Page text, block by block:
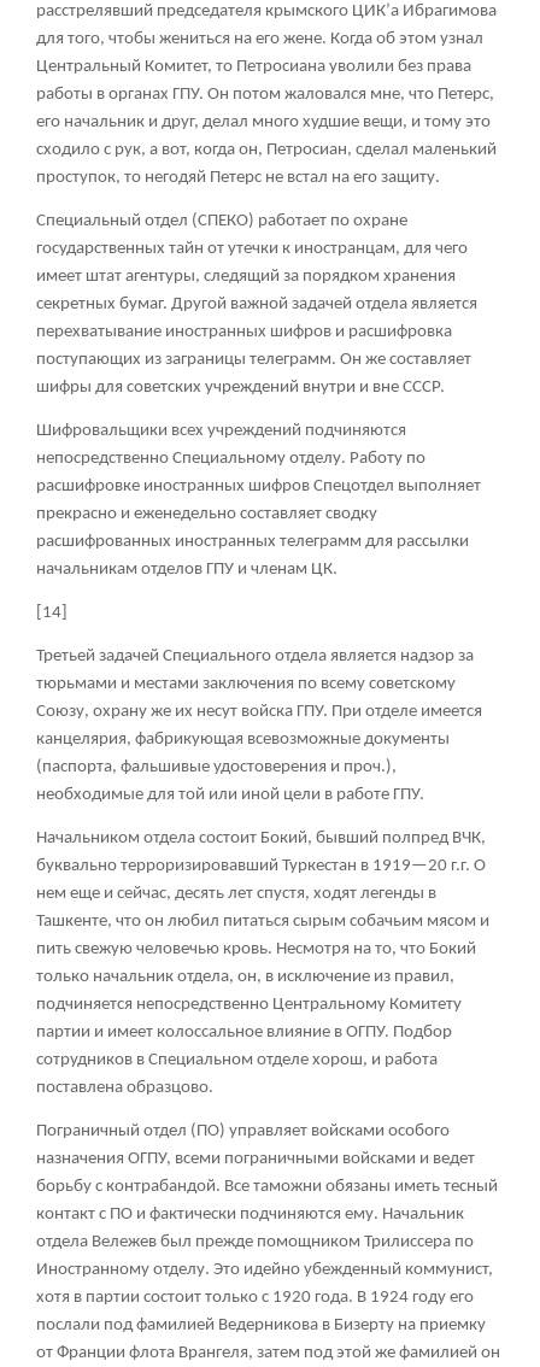
расстрелявший председателя крымского ЦИК’а Ибрагимова
для того, чтобы жениться на его жене. Когда об этом узнал
Центральный Комитет, то Петросиана уволили без права
работы в органах ГПУ. Он потом жаловался мне, что Петерс,
его начальник и друг, делал много худшие вещи, и тому это
сходило с рук, а вот, когда он, Петросиан, сделал маленький
проступок, то негодяй Петерс не встал на его защиту.
Специальный отдел (СПЕКО) работает по охране
государственных тайн от утечки к иностранцам, для чего
имеет штат агентуры, следящий за порядком хранения
секретных бумаг. Другой важной задачей отдела является
перехватывание иностранных шифров и расшифровка
поступающих из заграницы телеграмм. Он же составляет
шифры для советских учреждений внутри и вне СССР.
Шифровальщики всех учреждений подчиняются
непосредственно Специальному отделу. Работу по
расшифровке иностранных шифров Спецотдел выполняет
прекрасно и еженедельно составляет сводку
расшифрованных иностранных телеграмм для рассылки
начальникам отделов ГПУ и членам ЦК.
[14]
Третьей задачей Специального отдела является надзор за
тюрьмами и местами заключения по всему советскому
Союзу, охрану же их несут войска ГПУ. При отделе имеется
канцелярия, фабрикующая всевозможные документы
(паспорта, фальшивые удостоверения и проч.),
необходимые для той или иной цели в работе ГПУ.
Начальником отдела состоит Бокий, бывший полпред ВЧК,
буквально терроризировавший Туркестан в 1919—20 г.г. О
нем еще и сейчас, десять лет спустя, ходят легенды в
Ташкенте, что он любил питаться сырым собачьим мясом и
пить свежую человечью кровь. Несмотря на то, что Бокий
только начальник отдела, он, в исключение из правил,
подчиняется непосредственно Центральному Комитету
партии и имеет колоссальное влияние в ОГПУ. Подбор
сотрудников в Специальном отделе хорош, и работа
поставлена образцово.
Пограничный отдел (ПО) управляет войсками особого
назначения ОГПУ, всеми пограничными войсками и ведет
борьбу с контрабандой. Все таможни обязаны иметь тесный
контакт с ПО и фактически подчиняются ему. Начальник
отдела Вележев был прежде помощником Трилиссера по
Иностранному отделу. Это идейно убежденный коммунист,
хотя в партии состоит только с 1920 года. В 1924 году его
послали под фамилией Ведерникова в Бизерту на приемку
от Франции флота Врангеля, затем под этой же фамилией он